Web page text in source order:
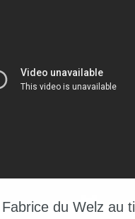
du Welz au